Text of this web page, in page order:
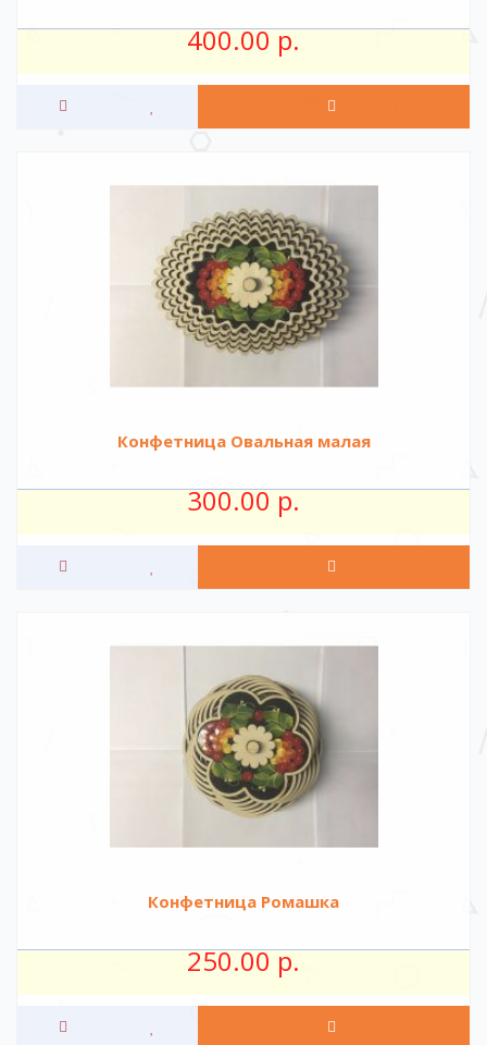
400.00 р.
Конфетница Овальная малая
300.00 р.
Конфетница Ромашка
250.00 р.